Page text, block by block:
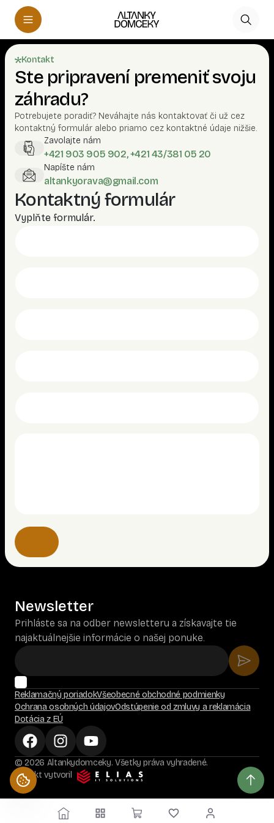
Kontakt
Ste pripravení premeniť svoju
záhradu?
Potrebujete poradiť? Neváhajte nás kontaktovať či už cez
kontaktný formulár alebo priamo cez kontaktné údaje nižšie.
Zavolajte nám
+421 903 905 902, +421 43/381 05 20
Napíšte nám
altankyorava@gmail.com
Kontaktný formulár
Vyplňte formulár.
Newsletter
Prihláste sa na odber newsletteru a získavajte tie
najaktuálnejšie informácie o našej ponuke.
Reklamačný poriadokVšeobecné obchodné podmienky
Ochrana osobných údajovOdstúpenie od zmluvy a reklamácia
Dotácia z EÚ
© 2026 Altankydomceky. Všetky práva vyhradené.
Projekt vytvoril